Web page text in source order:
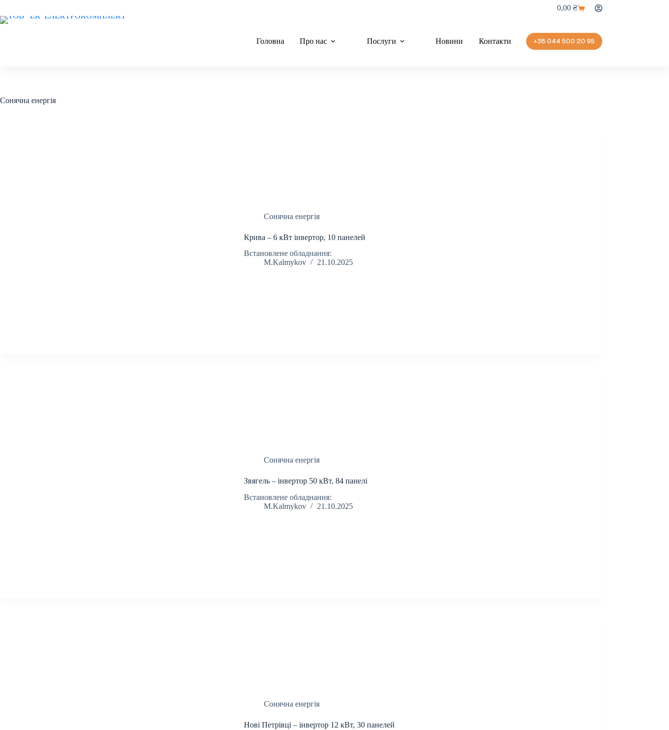
вмісту
Кошик
0,00 ₴
Головна Про нас Послуги Новини Контакти +38 044 500 20 95
Сонячна енергія
Сонячна енергія
Крива – 6 кВт інвертор, 10 панелей
Встановлене обладнання:
M.Kalmykov
21.10.2025
Сонячна енергія
Звягель – інвертор 50 кВт, 84 панелі
Встановлене обладнання:
M.Kalmykov
21.10.2025
Сонячна енергія
Нові Петрівці – інвертор 12 кВт, 30 панелей